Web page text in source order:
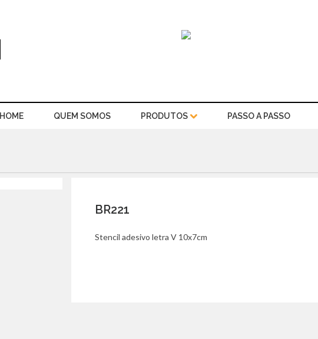
HOME QUEM SOMOS PRODUTOS PASSO A PASSO
BR221
Stencil adesivo letra V 10x7cm